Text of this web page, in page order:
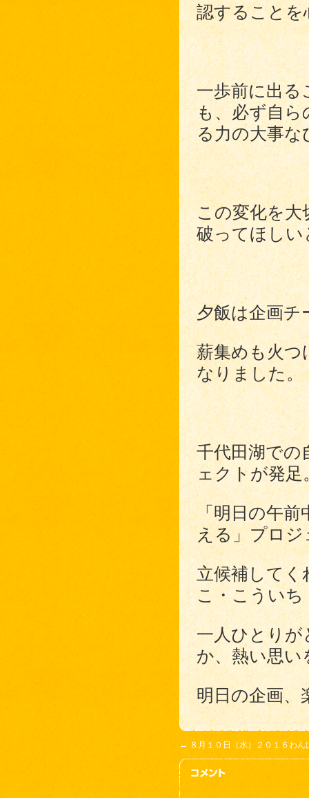
認することを
一歩前に出る
も、必ず自ら
る力の大事な
この変化を大
破ってほしい
夕飯は企画チ
薪集めも火つ
なりました。
千代田湖での
ェクトが発足
「明日の午前
える」プロジ
立候補して
こ・こういち
一人ひとり
か、熱い思い
明日の企画、
← ８月１０日（水）２０１６わ